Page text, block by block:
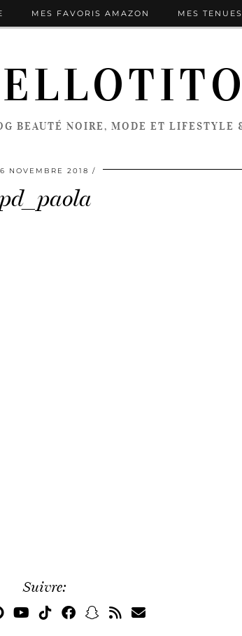
BEAUTÉ NOIRE, MODE ET LIFESTYLE
MES FAVORIS AMAZON MES TENUES
NOVEMBRE 2018
pd_paola
Suivre: